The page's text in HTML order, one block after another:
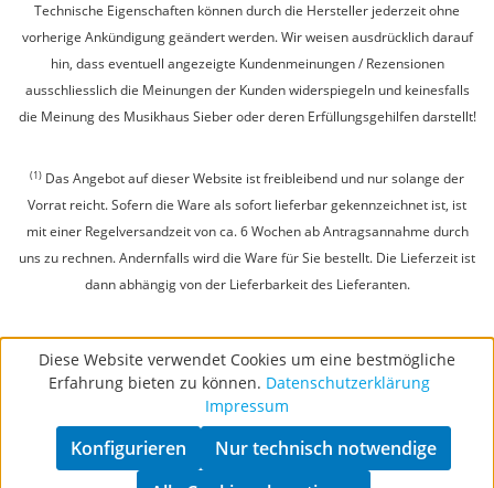
Technische Eigenschaften können durch die Hersteller jederzeit ohne
vorherige Ankündigung geändert werden. Wir weisen ausdrücklich darauf
hin, dass eventuell angezeigte Kundenmeinungen / Rezensionen
ausschliesslich die Meinungen der Kunden widerspiegeln und keinesfalls
die Meinung des Musikhaus Sieber oder deren Erfüllungsgehilfen darstellt!
(1) Das Angebot auf dieser Website ist freibleibend und nur solange der
Vorrat reicht. Sofern die Ware als sofort lieferbar gekennzeichnet ist, ist
mit einer Regelversandzeit von ca. 6 Wochen ab Antragsannahme durch
uns zu rechnen. Andernfalls wird die Ware für Sie bestellt. Die Lieferzeit ist
dann abhängig von der Lieferbarkeit des Lieferanten.
Diese Website verwendet Cookies um eine bestmögliche
Erfahrung bieten zu können. Datenschutzerklärung
Impressum
Nur technisch notwendige
Konfigurieren